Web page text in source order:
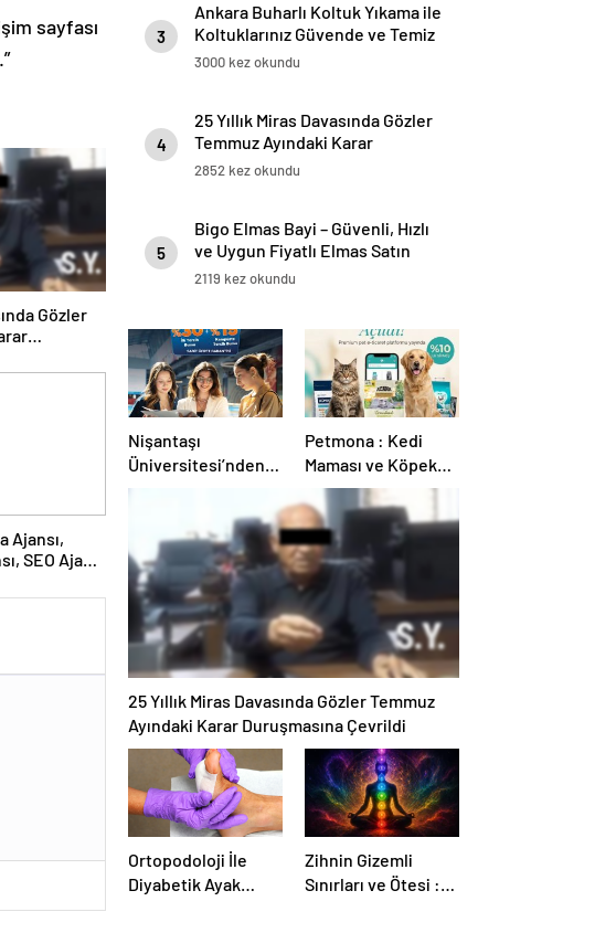
sayfası
Gözler
SEO Ajansı
3
Ankara Buharlı Koltuk Yıkama ile
Koltuklarınız Güvende ve Temiz
Kalıyor
3000 kez okundu
4
25 Yıllık Miras Davasında Gözler
Temmuz Ayındaki Karar
Duruşmasına Çevrildi
2852 kez okundu
5
Bigo Elmas Bayi – Güvenli, Hızlı
ve Uygun Fiyatlı Elmas Satın
Almanın Yeni Adresi
2119 kez okundu
Nişantaşı
Üniversitesi’nden
2026 YKS
Adaylarına Çifte
Güvence: Sabit
Ücret ve Kesintisiz
Burs
Petmona : Kedi
Maması ve Köpek
Maması İle Tüm
Evcil Hayvan
Ürünleri
25 Yıllık Miras Davasında Gözler Temmuz
Ayındaki Karar Duruşmasına Çevrildi
Ortopodoloji İle
Diyabetik Ayak
Zihnin Gizemli
Sınırları ve Ötesi :